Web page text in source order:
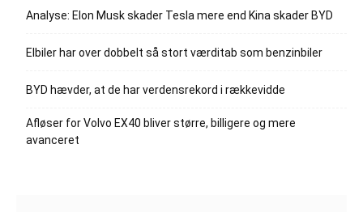
Analyse: Elon Musk skader Tesla mere end Kina skader BYD
Elbiler har over dobbelt så stort værditab som benzinbiler
BYD hævder, at de har verdensrekord i rækkevidde
Afløser for Volvo EX40 bliver større, billigere og mere
avanceret